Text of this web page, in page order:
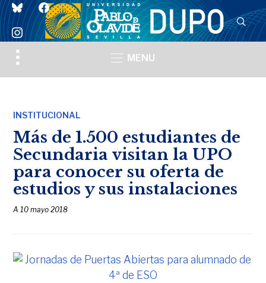
blueskyfacebook
instagram
Toggle
sidebar
MENU
INSTITUCIONAL
Más de 1.500 estudiantes de
Secundaria visitan la UPO
para conocer su oferta de
estudios y sus instalaciones
A10 mayo 2018